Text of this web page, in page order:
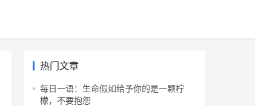
热门文章
每日一语：生命假如给予你的是一颗柠
檬，不要抱怨